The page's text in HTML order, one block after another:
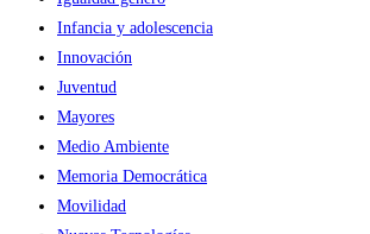
Infancia y adolescencia
Innovación
Juventud
Mayores
Medio Ambiente
Memoria Democrática
Movilidad